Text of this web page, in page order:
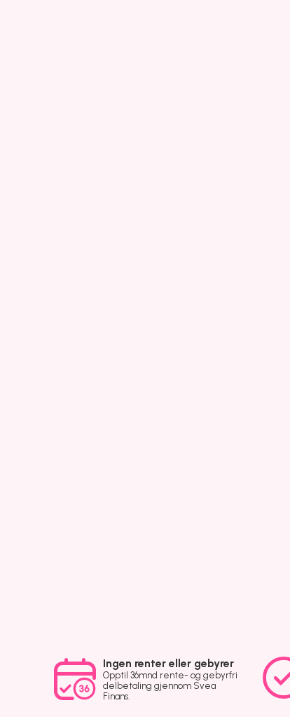
Ingen renter eller gebyrer
Opptil 36mnd rente- og gebyrfri
delbetaling gjennom Svea
Finans.